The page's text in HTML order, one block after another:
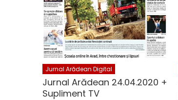
Jurnal Arădean Digital
Jurnal Arădean 24.04.2020 +
Supliment TV
Jurnal Arădean Digital
Jurnal Arădean 05.08.2026